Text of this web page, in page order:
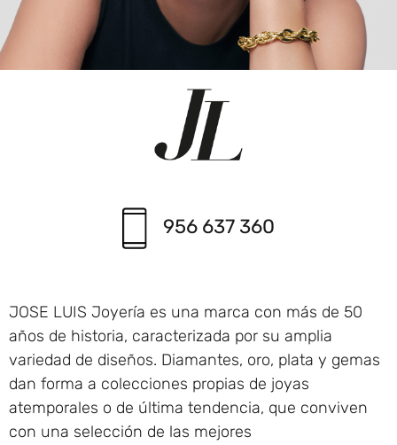
956 637 360
JOSE LUIS Joyería es una marca con más de 50
años de historia, caracterizada por su amplia
variedad de diseños. Diamantes, oro, plata y gemas
dan forma a colecciones propias de joyas
atemporales o de última tendencia, que conviven
con una selección de las mejores